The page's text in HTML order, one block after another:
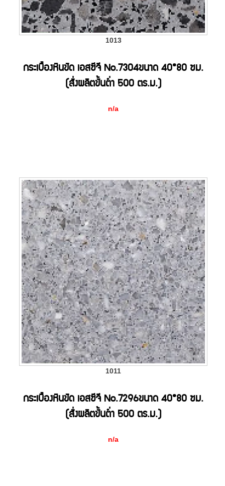
1013
กระเบื้องหินขัด เอสซีจี No.7304ขนาด 40*80 ซม.
(สั่งผลิตขั้นต่ำ 500 ตร.ม.)
n/a
1011
กระเบื้องหินขัด เอสซีจี No.7296ขนาด 40*80 ซม.
(สั่งผลิตขั้นต่ำ 500 ตร.ม.)
n/a